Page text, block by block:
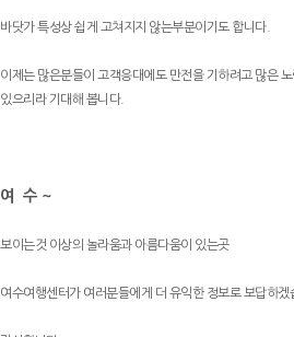
바닷가 특성상 쉽게 고쳐지지 않는부분이기도 합니다.
이제는 많은분들이 고객응대에도 만전을 기하려고 많은
있으리라 기대해 봅니다.
여 수 ~
보이는것 이상의 놀라움과 아름다움이 있는곳
여수여행센터가 여러분들에게 더 유익한 정보로 보답하겠